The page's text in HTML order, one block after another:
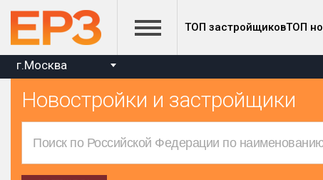
ТОП застройщиковТОП
г.Москва
Новостройки и застройщики